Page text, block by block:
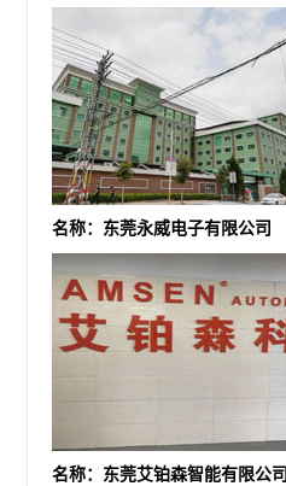
名称：东莞永威电子有限公司
名称：东莞艾铂森智能有限公司